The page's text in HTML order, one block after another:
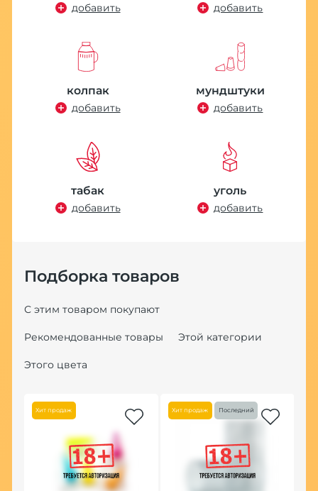
добавить добавить
колпак
добавить
мундштуки
добавить
табак
добавить
уголь
добавить
Подборка товаров
С этим товаром покупают
Рекомендованные товары Этой категории
Этого цвета
Хит продаж Хит продаж Последний